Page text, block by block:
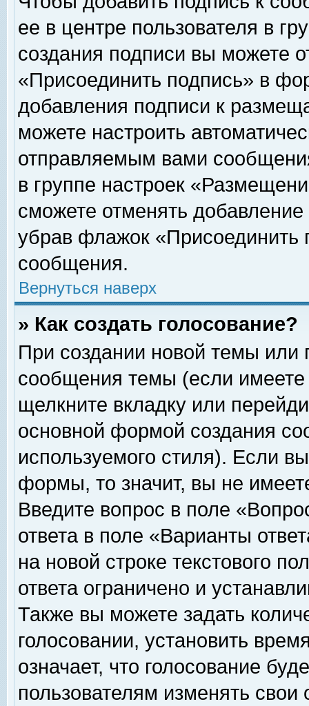
ее в центре пользователя в
создания подписи вы можете
«Присоединить подпись» в
добавления подписи к
можете настроить
отправляемым вами
в группе настроек
сможете отменять
убрав флажок «Присоединить
сообщения.
Вернуться наверх
» Как создать голосование?
При создании новой темы или
сообщения темы (если
щелкните вкладку или
основной формой создания
используемого стиля). Если
формы, то значит, вы не
Введите вопрос в поле
ответа в поле «Варианты
на новой строке текстового
ответа ограничено и
Также вы можете задать
голосовании, установить
означает, что голосование
пользователям изменять свои